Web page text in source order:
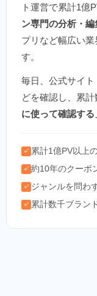
ト運営で累計1億
ン専門の分析・編
プリなど幅広い
す。
毎日、公式サイ
どを確認し、累
に使って確認す
✓ 累計1億PV以上
✓ 約10年のクーポ
✓ ジャンルを問わ
✓ 累計数千ブラン